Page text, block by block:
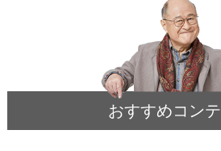
おすすめコン